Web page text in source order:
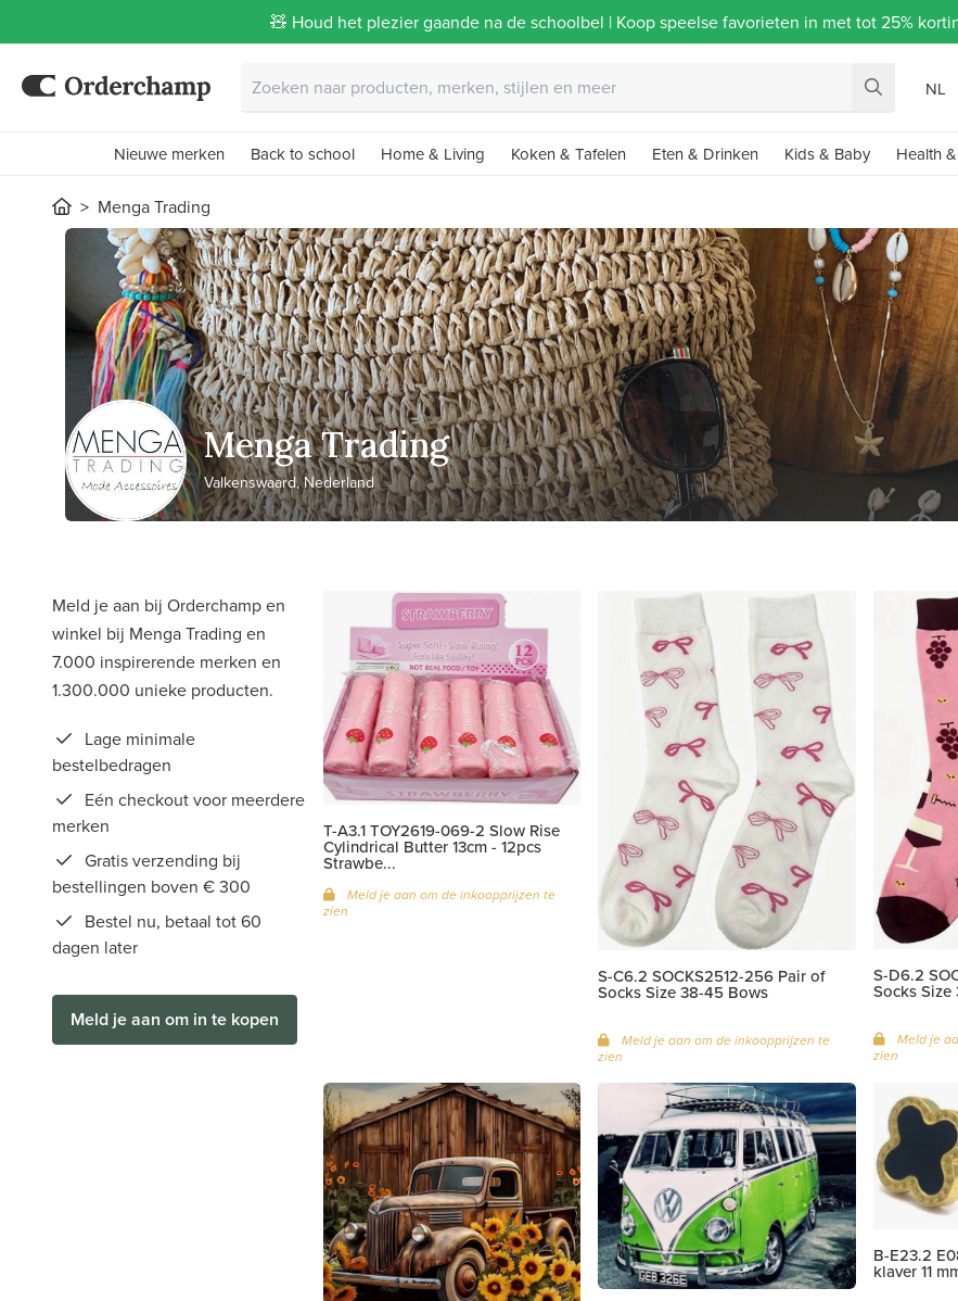
🧸 Houd het plezier gaande na de schoolbel | Koop speelse favorieten in met tot 25%
NL
Nieuwe merken Back to school Home & Living Koken & Tafelen Eten & Drinken Kids & Baby Health
Menga Trading
Menga Trading
Valkenswaard, Nederland
Meld je aan bij Orderchamp en
winkel bij Menga Trading en
7.000 inspirerende merken en
1.300.000 unieke producten.
Lage minimale
bestelbedragen
Eén checkout voor meerdere
merken
Gratis verzending bij
bestellingen boven € 300
Bestel nu, betaal tot 60
dagen later
Meld je aan om in te kopen
T-A3.1 TOY2619-069-2 Slow Rise
Cylindrical Butter 13cm - 12pcs
Strawbe...
Meld je aan om de inkoopprijzen te
zien
S-C6.2 SOCKS2512-256 Pair of
Socks Size 38-45 Bows
Meld je aan om de inkoopprijzen te
zien
S-D6.2
Socks
Meld je
zien
B-E23.2
klaver 11